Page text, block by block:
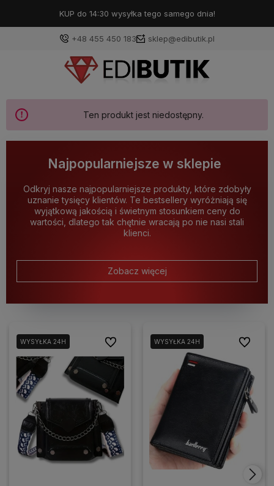
KUP do 14:30 wysyłka tego samego dnia!
+48 455 450 183 sklep@edibutik.pl
Ten produkt jest niedostępny.
Najpopularniejsze w sklepie
Odkryj nasze najpopularniejsze produkty, które zdobyły
uznanie tysięcy klientów. Te bestsellery wyróżniają się
wyjątkową jakością i świetnym stosunkiem ceny do
wartości, dlatego tak chętnie wracają po nie nasi stali
klienci.
Zobacz więcej
WYSYŁKA 24H Do ulubionychWYSYŁKA 24H Do